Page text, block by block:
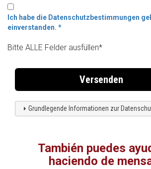
Ich habe die Datenschutzbestimmungen
einverstanden. *
Bitte ALLE Felder ausfüllen*
Versenden
Grundlegende Informationen zur
También puedes
haciendo de